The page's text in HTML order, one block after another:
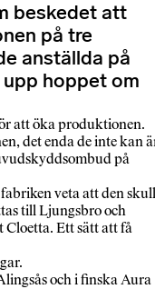
beskedet att
på tre
anställda på
hoppet om
att öka produktionen.
det enda de inte kan
på
veta att den
till Ljungsbro och
Cloetta. Ett sätt att få
och i finska Aura